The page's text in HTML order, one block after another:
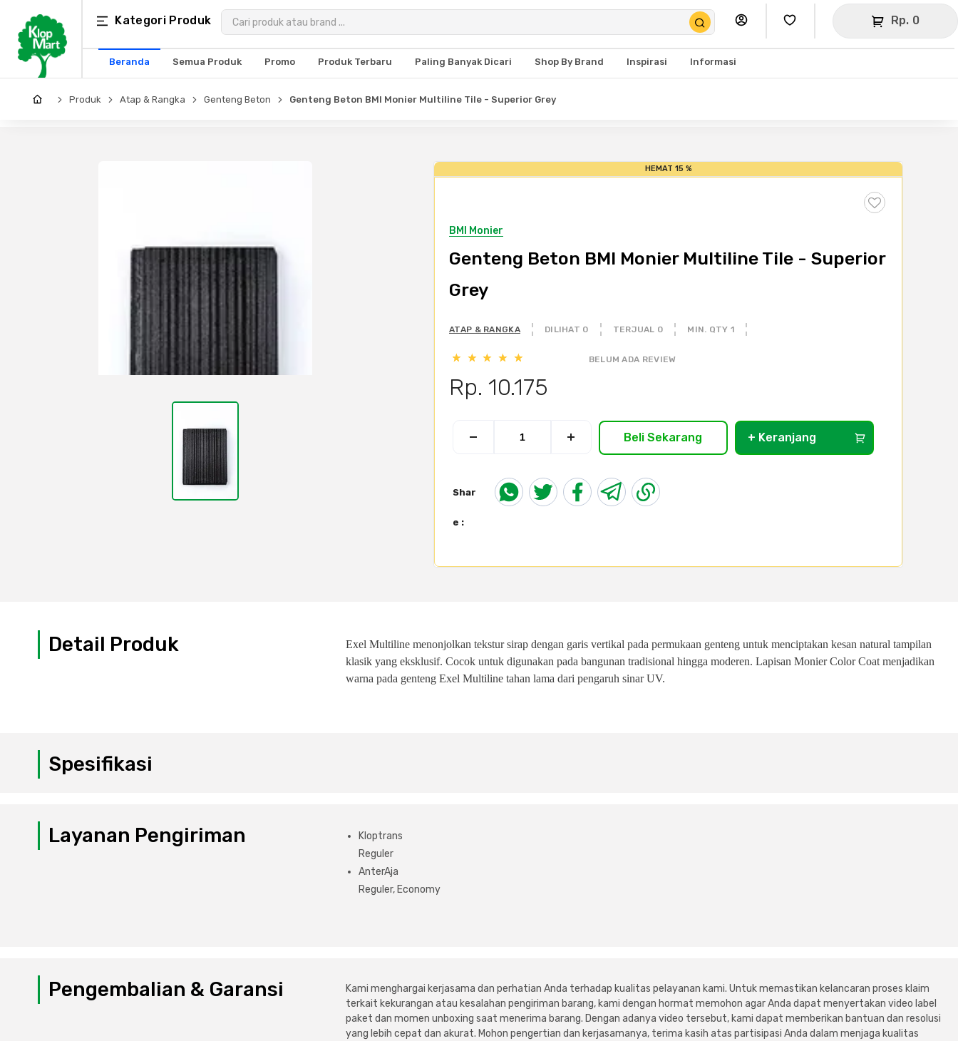
Kategori Produk Rp. 0
Beranda Semua Produk Promo Produk Terbaru Paling Banyak Dicari Shop By Brand Inspirasi Informasi
Kategori
Produk
Arsitektur
Produk Atap & Rangka Genteng Beton Genteng Beton BMI Monier Multiline Tile - Superior Grey
HEMAT 15 %
BMI Monier
Genteng Beton BMI Monier Multiline Tile - Superior
Grey
ATAP & RANGKA DILIHAT 0 TERJUAL 0 MIN. QTY 1
BELUM ADA REVIEW
Rp. 10.175
Beli Sekarang + Keranjang
Shar
e :
Detail Produk
Exel Multiline menonjolkan tekstur sirap dengan garis vertikal pada permukaan genteng untuk menciptakan kesan natural tampilan
klasik yang eksklusif. Cocok untuk digunakan pada bangunan tradisional hingga moderen. Lapisan Monier Color Coat menjadikan
warna pada genteng Exel Multiline tahan lama dari pengaruh sinar UV.
Spesifikasi
Layanan Pengiriman
Kloptrans
Reguler
AnterAja
Reguler, Economy
Pengembalian & Garansi
Kami menghargai kerjasama dan perhatian Anda terhadap kualitas pelayanan kami. Untuk memastikan kelancaran proses klaim
terkait kekurangan atau kesalahan pengiriman barang, kami dengan hormat memohon agar Anda dapat menyertakan video label
paket dan momen unboxing saat menerima barang. Dengan adanya video tersebut, kami dapat memberikan bantuan dan resolusi
yang lebih cepat dan akurat. Mohon pengertian dan kerjasamanya, terima kasih atas partisipasi Anda dalam menjaga kualitas